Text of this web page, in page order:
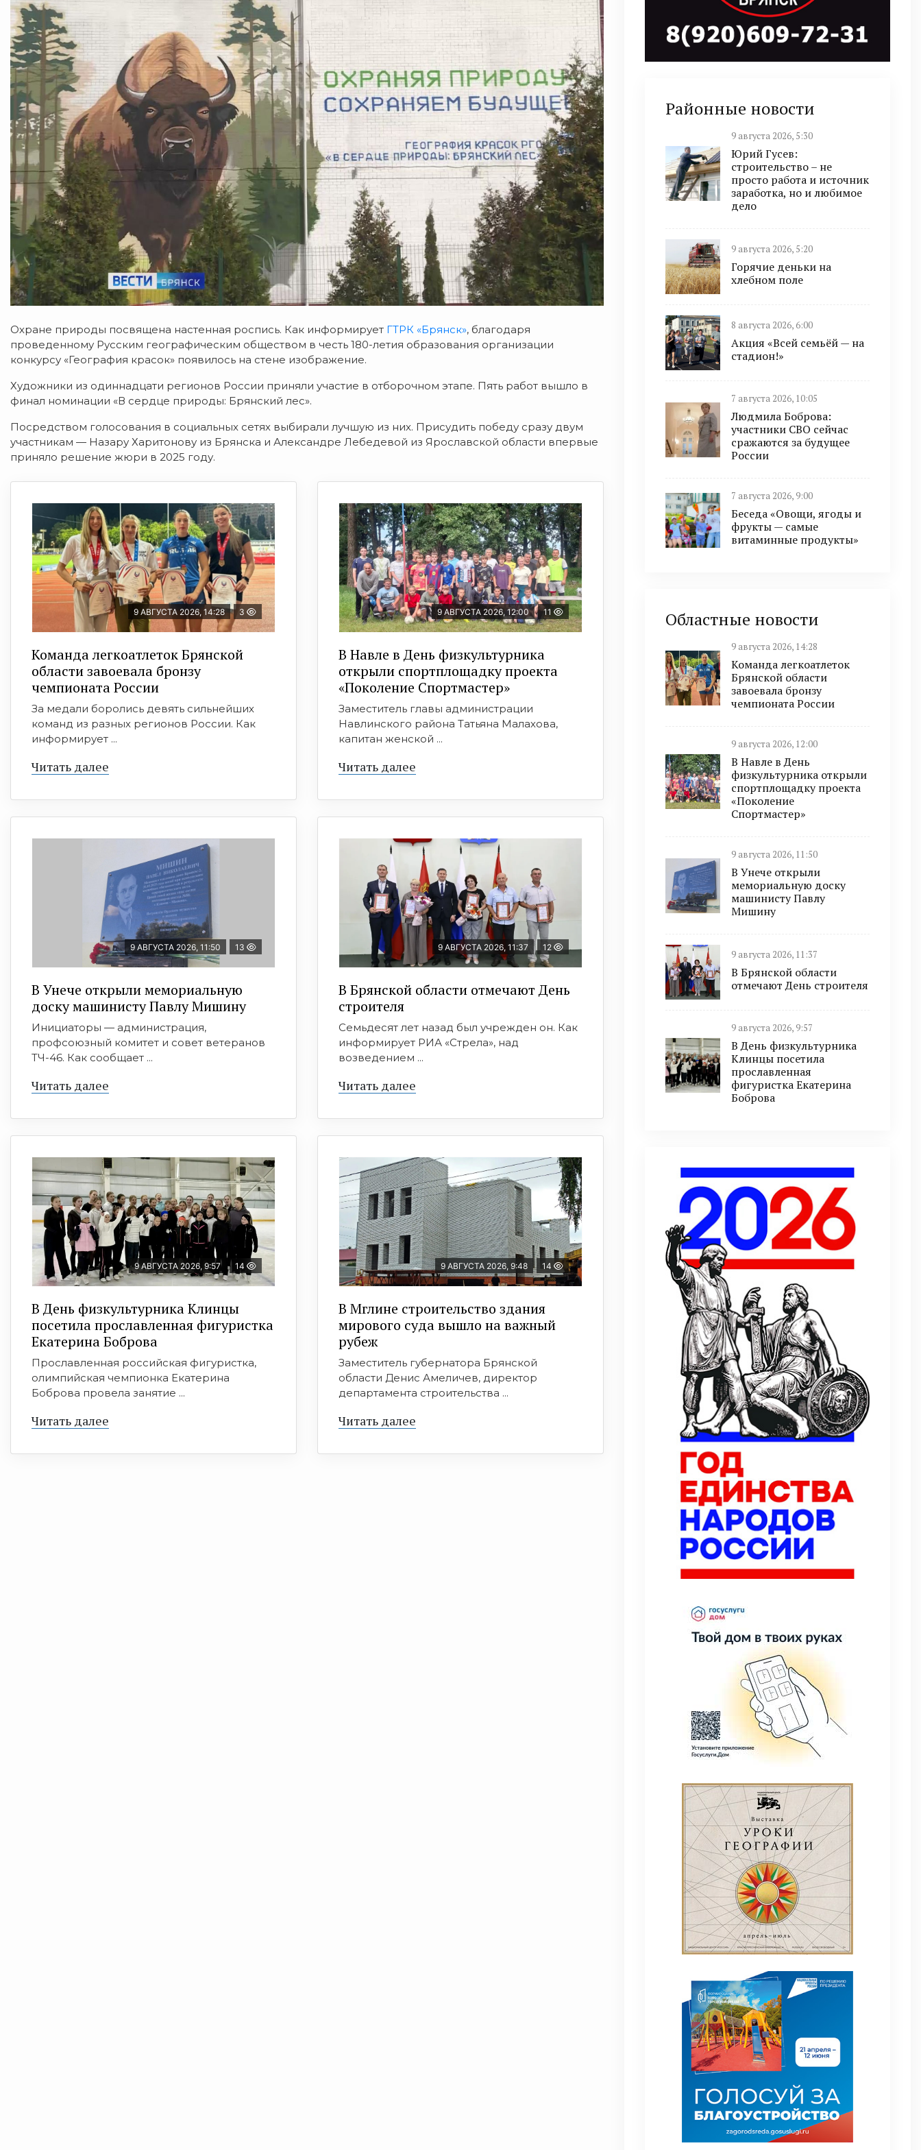
Охране природы посвящена настенная роспись. Как информирует ГТРК «Брянск», благодаря
проведенному Русским географическим обществом в честь 180-летия образования организации
конкурсу «География красок» появилось на стене изображение.
Художники из одиннадцати регионов России приняли участие в отборочном этапе. Пять работ вышло в
финал номинации «В сердце природы: Брянский лес».
Посредством голосования в социальных сетях выбирали лучшую из них. Присудить победу сразу двум
участникам — Назару Харитонову из Брянска и Александре Лебедевой из Ярославской области впервые
приняло решение жюри в 2025 году.
9 АВГУСТА 2026, 14:28 3
Команда легкоатлеток Брянской
области завоевала бронзу
чемпионата России
За медали боролись девять сильнейших
команд из разных регионов России. Как
информирует ...
Читать далее
9 АВГУСТА 2026, 12:00 11
В Навле в День физкультурника
открыли спортплощадку проекта
«Поколение Спортмастер»
Заместитель главы администрации
Навлинского района Татьяна Малахова,
капитан женской ...
Читать далее
9 АВГУСТА 2026, 11:50 13
В Унече открыли мемориальную
доску машинисту Павлу Мишину
Инициаторы — администрация,
профсоюзный комитет и совет ветеранов
ТЧ-46. Как сообщает ...
Читать далее
9 АВГУСТА 2026, 11:37 12
В Брянской области отмечают День
строителя
Семьдесят лет назад был учрежден он. Как
информирует РИА «Стрела», над
возведением ...
Читать далее
9 АВГУСТА 2026, 9:57 14
В День физкультурника Клинцы
посетила прославленная фигуристка
Екатерина Боброва
Прославленная российская фигуристка,
олимпийская чемпионка Екатерина
Боброва провела занятие ...
Читать далее
9 АВГУСТА 2026, 9:48 14
В Мглине строительство здания
мирового суда вышло на важный
рубеж
Заместитель губернатора Брянской
области Денис Амеличев, директор
департамента строительства ...
Читать далее
Районные новости
9 августа 2026, 5:30
Юрий Гусев:
строительство – не
просто работа и источник
заработка, но и любимое
дело
9 августа 2026, 5:20
Горячие деньки на
хлебном поле
8 августа 2026, 6:00
Акция «Всей семьёй — на
стадион!»
7 августа 2026, 10:05
Людмила Боброва:
участники СВО сейчас
сражаются за будущее
России
7 августа 2026, 9:00
Беседа «Овощи, ягоды и
фрукты — самые
витаминные продукты»
Областные новости
9 августа 2026, 14:28
Команда легкоатлеток
Брянской области
завоевала бронзу
чемпионата России
9 августа 2026, 12:00
В Навле в День
физкультурника открыли
спортплощадку проекта
«Поколение
Спортмастер»
9 августа 2026, 11:50
В Унече открыли
мемориальную доску
машинисту Павлу
Мишину
9 августа 2026, 11:37
В Брянской области
отмечают День строителя
9 августа 2026, 9:57
В День физкультурника
Клинцы посетила
прославленная
фигуристка Екатерина
Боброва